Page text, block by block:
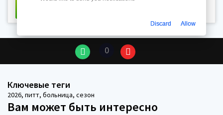
0
Ключевые теги
2026, питт, больница, сезон
Вам может быть интересно
Discard Allow